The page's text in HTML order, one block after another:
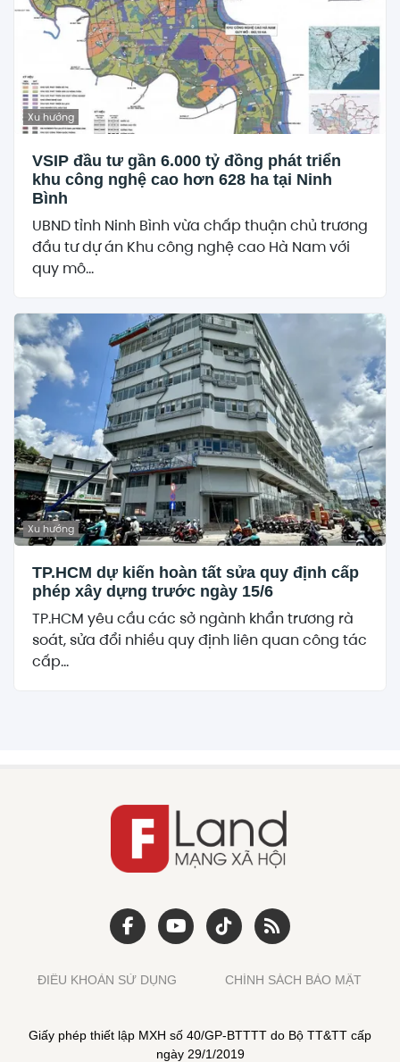
Xu hướng
VSIP đầu tư gần 6.000 tỷ đồng phát triển
khu công nghệ cao hơn 628 ha tại Ninh
Bình
UBND tỉnh Ninh Bình vừa chấp thuận chủ trương
đầu tư dự án Khu công nghệ cao Hà Nam với
quy mô...
Xu hướng
TP.HCM dự kiến hoàn tất sửa quy định cấp
phép xây dựng trước ngày 15/6
TP.HCM yêu cầu các sở ngành khẩn trương rà
soát, sửa đổi nhiều quy định liên quan công tác
cấp...
ĐIỀU KHOẢN SỬ DỤNG CHÍNH SÁCH BẢO MẬT
Giấy phép thiết lập MXH số 40/GP-BTTTT do Bộ TT&TT cấp
ngày 29/1/2019